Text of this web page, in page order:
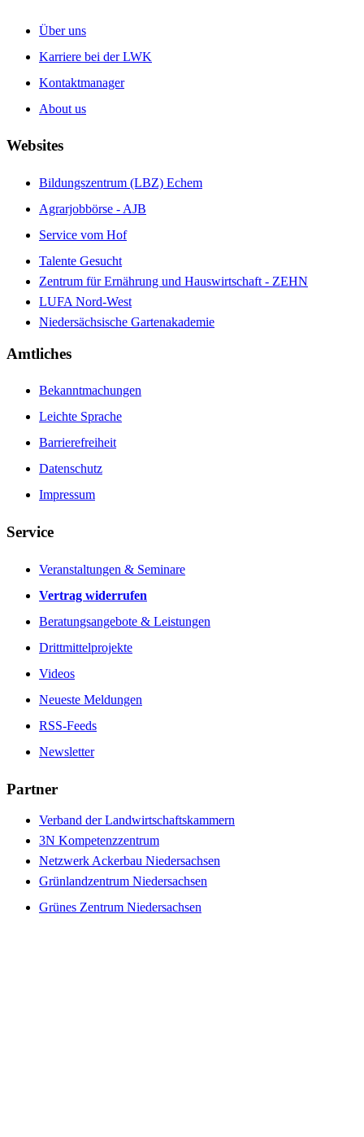
Über uns
Karriere bei der LWK
Kontaktmanager
About us
Websites
Bildungszentrum (LBZ) Echem
Agrarjobbörse - AJB
Service vom Hof
Talente Gesucht
Zentrum für Ernährung und Hauswirtschaft - ZEHN
LUFA Nord-West
Niedersächsische Gartenakademie
Amtliches
Bekanntmachungen
Leichte Sprache
Barrierefreiheit
Datenschutz
Impressum
Service
Veranstaltungen & Seminare
Vertrag widerrufen
Beratungsangebote & Leistungen
Drittmittelprojekte
Videos
Neueste Meldungen
RSS-Feeds
Newsletter
Partner
Verband der Landwirtschaftskammern
3N Kompetenzzentrum
Netzwerk Ackerbau Niedersachsen
Grünlandzentrum Niedersachsen
Grünes Zentrum Niedersachsen